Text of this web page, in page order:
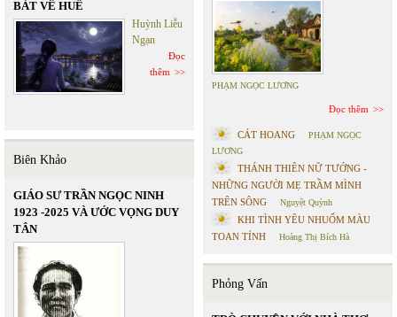
BÁT VỀ HUẾ
Huỳnh Liễu
Ngạn
Đọc
thêm
Biên Khảo
GIÁO SƯ TRẦN NGỌC NINH
1923 -2025 VÀ ƯỚC VỌNG DUY
TÂN
PHẠM NGỌC LƯƠNG
Đọc thêm
CÁT HOANG
PHẠM NGỌC
LƯƠNG
THÁNH THIÊN NỮ TƯỚNG -
NHỮNG NGƯỜI MẸ TRẦM MÌNH
TRÊN SÔNG
Nguyệt Quỳnh
KHI TÌNH YÊU NHUỐM MÀU
TOAN TÍNH
Hoàng Thị Bích Hà
Phỏng Vấn